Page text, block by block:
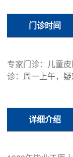
门诊时间
专家门诊：儿童
诊：周一上午，
详细介绍